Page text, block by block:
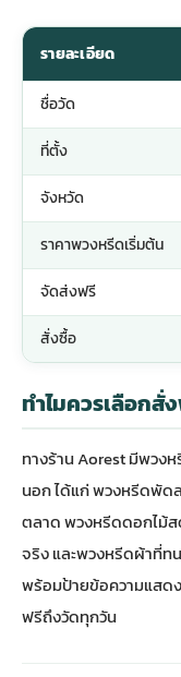
รายละเอียด
ชื่อวัด
ที่ตั้ง
จังหวัด
ราคาพวงหรีดเริ่มต้น
จัดส่งฟรี
สั่งซื้อ
ทำไมควรเลือก
ทางร้าน Aorest มีพวง
นอก ได้แก่พวงหรีดพัด
ตลาดพวงหรีดดอกไม้
จริง และพวงหรีดผ้าที่
พร้อมป้ายข้อความแสดง
ฟรีถึงวัดทุกวัน